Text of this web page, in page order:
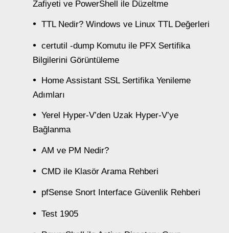
Zafiyeti ve PowerShell ile Düzeltme
TTL Nedir? Windows ve Linux TTL Değerleri
certutil -dump Komutu ile PFX Sertifika
Bilgilerini Görüntüleme
Home Assistant SSL Sertifika Yenileme
Adımları
Yerel Hyper-V’den Uzak Hyper-V’ye
Bağlanma
AM ve PM Nedir?
CMD ile Klasör Arama Rehberi
pfSense Snort Interface Güvenlik Rehberi
Test 1905